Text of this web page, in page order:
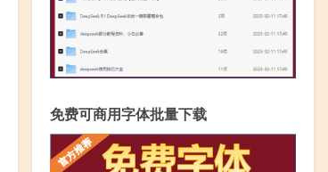
免费可商用字体批量下载